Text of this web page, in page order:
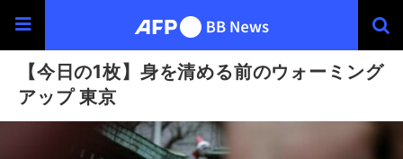
【今日の1枚】身を清める前のウォーミング
アップ 東京